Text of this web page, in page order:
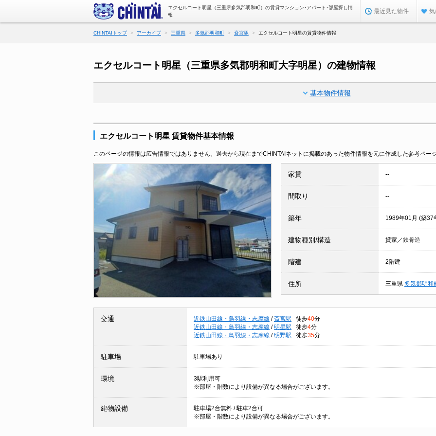
エクセルコート明星（三重県多気郡明和町）の賃貸マンション･アパート･部屋探し情
報
最近見た物件 気
CHINTAIトップ アーカイブ 三重県 多気郡明和町 斎宮駅 エクセルコート明星の賃貸物件情報
エクセルコート明星（三重県多気郡明和町大字明星）の建物情報
基本物件情報
エクセルコート明星 賃貸物件基本情報
このページの情報は広告情報ではありません。過去から現在までCHINTAIネットに掲載のあった物件情報を元に作成した参考ページ
家賃 --
間取り --
築年 1989年01月 (築37
建物種別/構造 貸家／鉄骨造
階建 2階建
住所 三重県 多気郡明和
交通 近鉄山田線・鳥羽線・志摩線 / 斎宮駅 徒歩40分
近鉄山田線・鳥羽線・志摩線 / 明星駅 徒歩4分
近鉄山田線・鳥羽線・志摩線 / 明野駅 徒歩35分
駐車場 駐車場あり
環境
3駅利用可
※部屋・階数により設備が異なる場合がございます。
建物設備
駐車場2台無料 / 駐車2台可
※部屋・階数により設備が異なる場合がございます。